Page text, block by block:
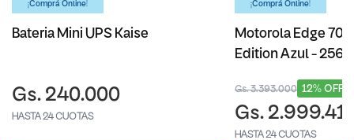
¡Comprá Online!
Bateria Mini UPS Kaise
Gs. 240.000
HASTA 24 CUOTAS
¡Comprá Online!
Motorola Edge 70
Edition Azul -
12% OFF
Gs. 3.393.000
Gs.
HASTA 24 CUOTAS